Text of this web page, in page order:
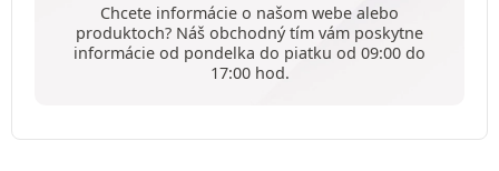
Chcete informácie o našom webe alebo
produktoch? Náš obchodný tím vám poskytne
informácie od pondelka do piatku od 09:00 do
17:00 hod.